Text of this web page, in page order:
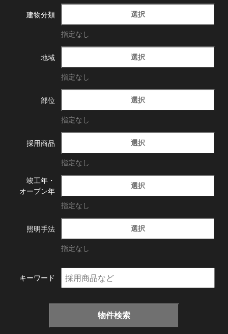
建物分類 選択
指定なし
地域 選択
指定なし
部位 選択
指定なし
採用商品 選択
指定なし
竣工年・
オープン年
選択
指定なし
照明手法 選択
指定なし
キーワード
物件検索